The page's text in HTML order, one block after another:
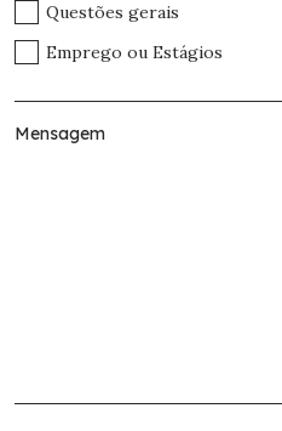
Questões gerais
Emprego ou Estágios